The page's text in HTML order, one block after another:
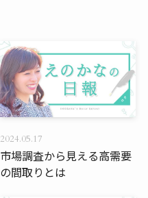
市場調査から見える高需要
の間取りとは
2024.05.17